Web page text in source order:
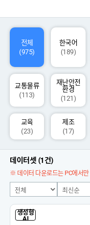
AI 개발지원
고객지원
전체
(975)
한국어
(189)
교통물류
(113)
재난안전
환경
(121)
교육
(23)
제조
(17)
데이터셋 (1건)
※ 데이터 다운로드는 PC에서만
생성형
AI